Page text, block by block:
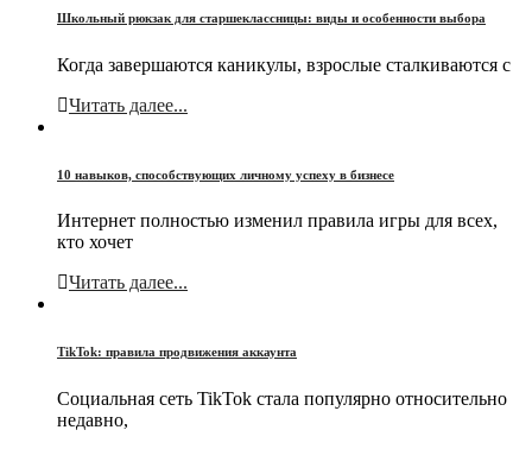
Школьный рюкзак для старшеклассницы: виды и особенности выбора
Когда завершаются каникулы, взрослые сталкиваются с
Читать далее...
10 навыков, способствующих личному успеху в бизнесе
Интернет полностью изменил правила игры для всех,
кто хочет
Читать далее...
TikTok: правила продвижения аккаунта
Социальная сеть TikTok стала популярно относительно
недавно,